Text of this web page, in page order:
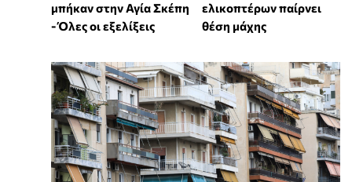
μπήκαν στην Αγία Σκέπη
- Όλες οι εξελίξεις
ελικοπτέρων παίρνει
θέση μάχης